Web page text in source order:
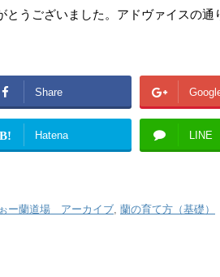
うございました。アドヴァイスの通
Share
B! Hatena LINE
ー蘭道場 アーカイブ, 蘭の育て方（基礎）